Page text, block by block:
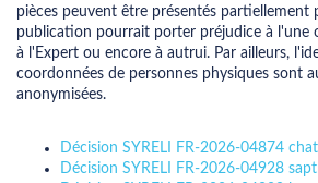
pièces peuvent être présentés partiellement
publication pourrait porter préjudice à l'une
à l'Expert ou encore à autrui. Par ailleurs,
coordonnées de personnes physiques sont
anonymisées.
Décision SYRELI FR-2026-04874
Décision SYRELI FR-2026-04928